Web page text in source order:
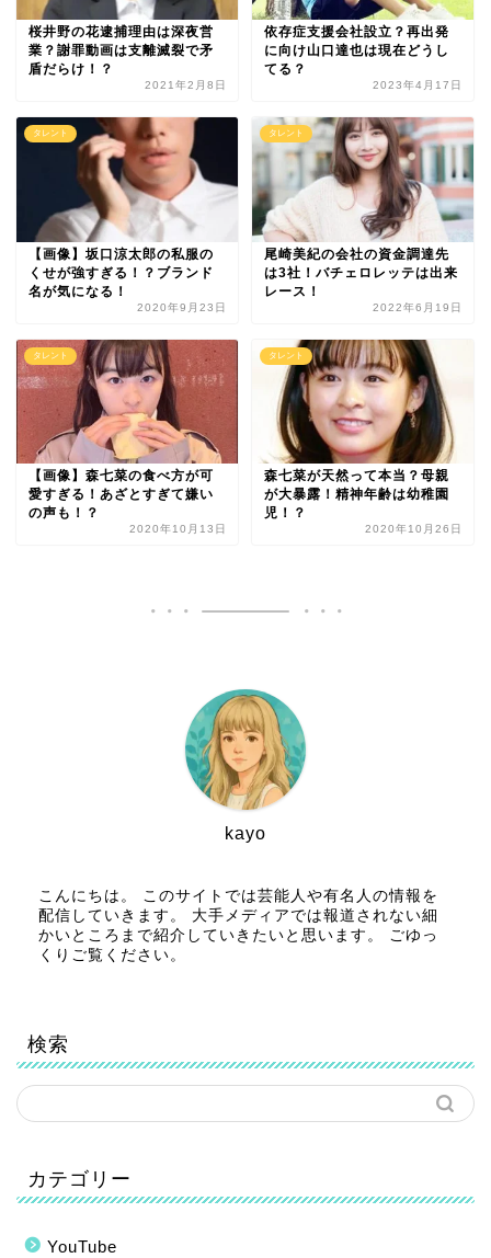
桜井野の花逮捕理由は深夜営
業？謝罪動画は支離滅裂で矛
盾だらけ！？
2021年2月8日
依存症支援会社設立？再出発
に向け山口達也は現在どうし
てる？
2023年4月17日
タレント
【画像】坂口涼太郎の私服の
くせが強すぎる！？ブランド
名が気になる！
2020年9月23日
タレント
尾崎美紀の会社の資金調達先
は3社！バチェロレッテは出来
レース！
2022年6月19日
タレント
【画像】森七菜の食べ方が可
愛すぎる！あざとすぎて嫌い
の声も！？
2020年10月13日
タレント
森七菜が天然って本当？母親
が大暴露！精神年齢は幼稚園
児！？
2020年10月26日
kayo
こんにちは。 このサイトでは芸能人や有名人の情報を
配信していきます。 大手メディアでは報道されない細
かいところまで紹介していきたいと思います。 ごゆっ
くりご覧ください。
検索
カテゴリー
YouTube